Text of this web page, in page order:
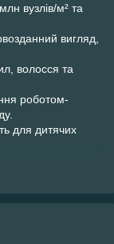
вузлів/м² та
вигляд,
волосся та
роботом-
для дитячих